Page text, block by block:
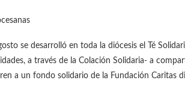
se desarrolló en toda la diócesis el Té
a través de la Colación Solidaria- a
a un fondo solidario de la Fundación Caritas